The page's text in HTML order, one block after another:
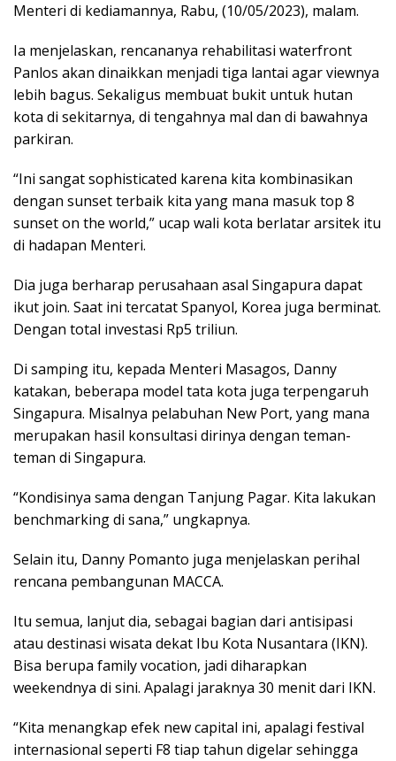
Menteri di kediamannya, Rabu, (10/05/2023), malam.
Ia menjelaskan, rencananya rehabilitasi waterfront
Panlos akan dinaikkan menjadi tiga lantai agar viewnya
lebih bagus. Sekaligus membuat bukit untuk hutan
kota di sekitarnya, di tengahnya mal dan di bawahnya
parkiran.
“Ini sangat sophisticated karena kita kombinasikan
dengan sunset terbaik kita yang mana masuk top 8
sunset on the world,” ucap wali kota berlatar arsitek itu
di hadapan Menteri.
Dia juga berharap perusahaan asal Singapura dapat
ikut join. Saat ini tercatat Spanyol, Korea juga berminat.
Dengan total investasi Rp5 triliun.
Di samping itu, kepada Menteri Masagos, Danny
katakan, beberapa model tata kota juga terpengaruh
Singapura. Misalnya pelabuhan New Port, yang mana
merupakan hasil konsultasi dirinya dengan teman-
teman di Singapura.
“Kondisinya sama dengan Tanjung Pagar. Kita lakukan
benchmarking di sana,” ungkapnya.
Selain itu, Danny Pomanto juga menjelaskan perihal
rencana pembangunan MACCA.
Itu semua, lanjut dia, sebagai bagian dari antisipasi
atau destinasi wisata dekat Ibu Kota Nusantara (IKN).
Bisa berupa family vocation, jadi diharapkan
weekendnya di sini. Apalagi jaraknya 30 menit dari IKN.
“Kita menangkap efek new capital ini, apalagi festival
internasional seperti F8 tiap tahun digelar sehingga